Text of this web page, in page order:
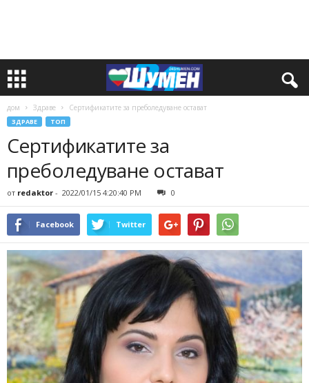
дом Здраве Сертификатите за преболедуване остават
ЗДРАВЕ ТОП
Сертификатите за
преболедуване остават
от redaktor - 2022/01/15 4:20:40 PM 0
Facebook Twitter